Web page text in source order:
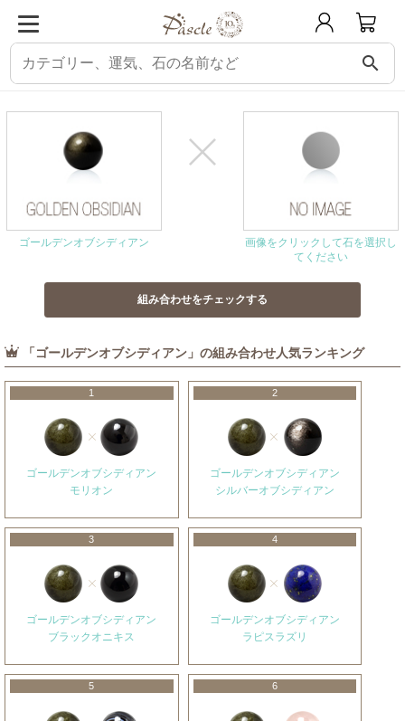
search
パスクル 組み合わせ・相性チェック ゴールデンオブシディアンと相性の良
ゴールデンオブシディアン
画像をクリックして石を選択し
てください
「ゴールデンオブシディアン」の組み合わせ人気ランキング
1
ゴールデンオブシディアン
モリオン
2
ゴールデンオブシディアン
シルバーオブシディアン
3
ゴールデンオブシディアン
ブラックオニキス
4
ゴールデンオブシディアン
ラピスラズリ
5 6